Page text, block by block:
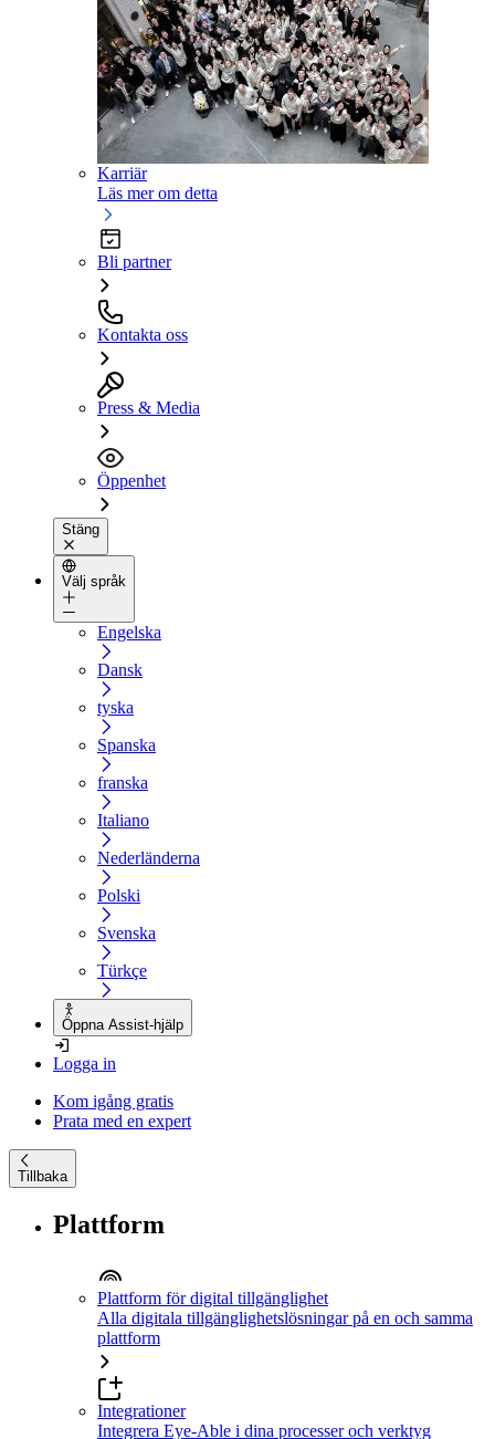
Karriär
Läs mer om detta
Bli partner
Kontakta oss
Press & Media
Öppenhet
Stäng
Välj språk
Engelska
Dansk
tyska
Spanska
franska
Italiano
Nederländerna
Polski
Svenska
Türkçe
Öppna Assist-hjälp
Logga in
Kom igång gratis
Prata med en expert
Tillbaka
Plattform
Plattform för digital tillgänglighet
Alla digitala tillgänglighetslösningar på en och samma
plattform
Integrationer
Integrera Eye-Able i dina processer och verktyg